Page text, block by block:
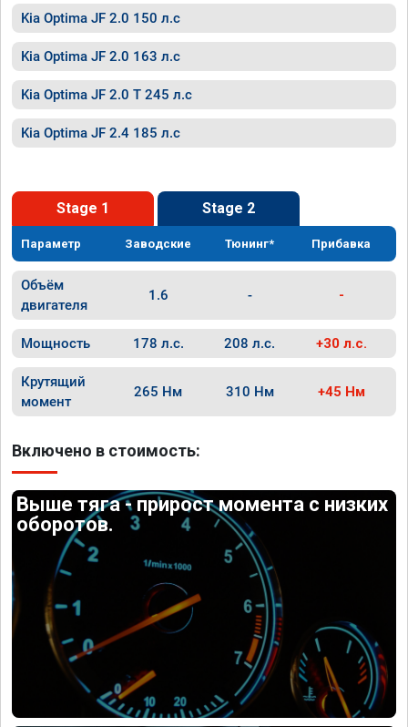
Kia Optima JF 2.0 150 л.с
Kia Optima JF 2.0 163 л.с
Kia Optima JF 2.0 T 245 л.с
Kia Optima JF 2.4 185 л.с
Stage 1 Stage 2
Параметр Заводские Тюнинг* Прибавка
Объём
двигателя
1.6 - -
Мощность 178 л.с. 208 л.с. +30 л.с.
Крутящий
момент
265 Нм 310 Нм +45 Нм
Включено в стоимость:
Выше тяга - прирост момента с низких
оборотов.